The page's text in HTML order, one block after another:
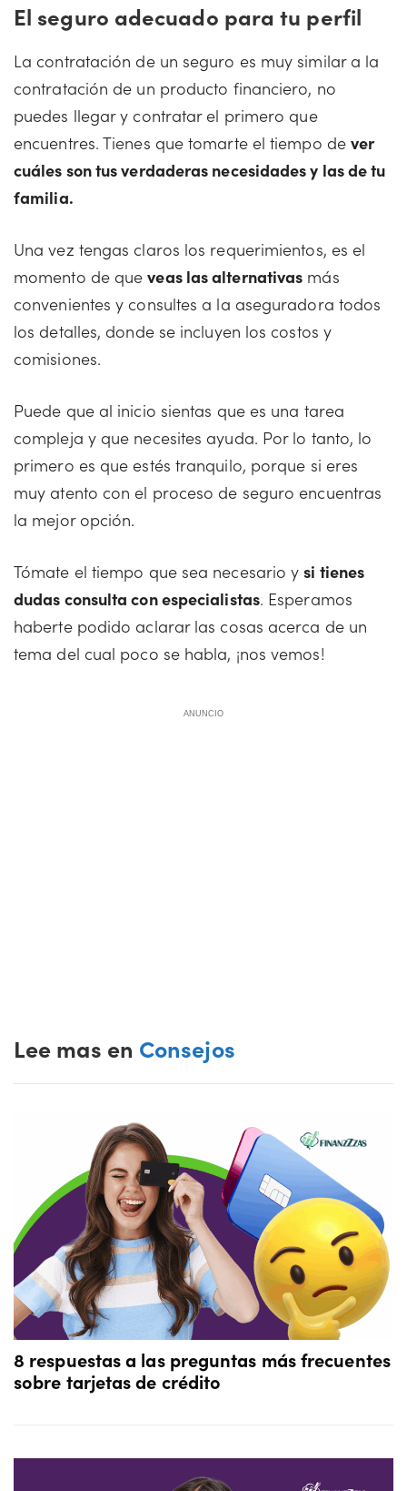
El seguro adecuado para tu perfil
La contratación de un seguro es muy similar a la
contratación de un producto financiero, no
puedes llegar y contratar el primero que
encuentres. Tienes que tomarte el tiempo de ver
cuáles son tus verdaderas necesidades y las de tu
familia.
Una vez tengas claros los requerimientos, es el
momento de queveas las alternativas más
convenientes y consultes a la aseguradora todos
los detalles, donde se incluyen los costos y
comisiones.
Puede que al inicio sientas que es una tarea
compleja y que necesites ayuda. Por lo tanto, lo
primero es que estés tranquilo, porque si eres
muy atento con el proceso de seguro encuentras
la mejor opción.
Tómate el tiempo que sea necesario ysi tienes
dudas consulta con especialistas. Esperamos
haberte podido aclarar las cosas acerca de un
tema del cual poco se habla, ¡nos vemos!
ANUNCIO
Lee mas en Consejos
8 respuestas a las preguntas más frecuentes
sobre tarjetas de crédito